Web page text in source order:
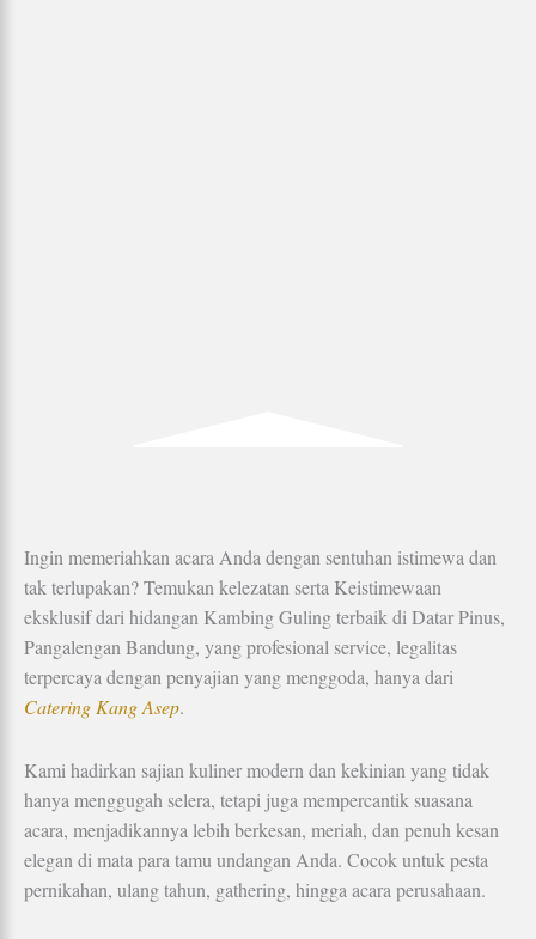
Ingin memeriahkan acara Anda dengan sentuhan istimewa dan
tak terlupakan? Temukan kelezatan serta Keistimewaan
eksklusif dari hidangan Kambing Guling terbaik di Datar Pinus,
Pangalengan Bandung, yang profesional service, legalitas
terpercaya dengan penyajian yang menggoda, hanya dari
Catering Kang Asep.
Kami hadirkan sajian kuliner modern dan kekinian yang tidak
hanya menggugah selera, tetapi juga mempercantik suasana
acara, menjadikannya lebih berkesan, meriah, dan penuh kesan
elegan di mata para tamu undangan Anda. Cocok untuk pesta
pernikahan, ulang tahun, gathering, hingga acara perusahaan.